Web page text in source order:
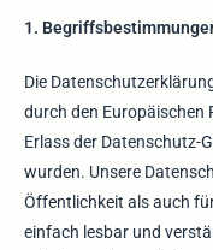
1.
Die
durch den Europäischen
Erlass der Datenschutz-
wurden. Unsere
Öffentlichkeit als auch
einfach lesbar und